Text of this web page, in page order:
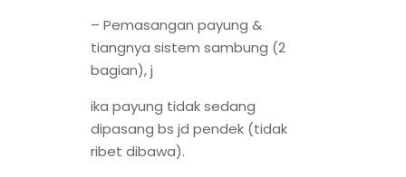
– Pemasangan payung &
tiangnya sistem sambung (2
bagian), j
ika payung tidak sedang
dipasang bs jd pendek (tidak
ribet dibawa).